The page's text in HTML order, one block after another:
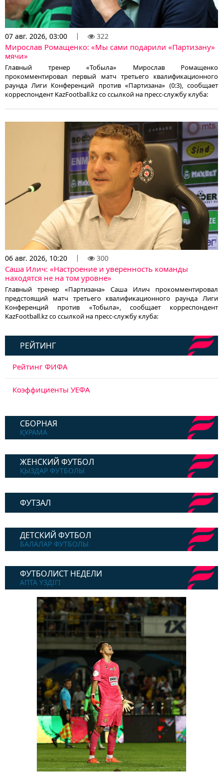
07 авг. 2026, 03:00 322
Мирослав Ромащенко: «Мы сами подарили «Партизану»
мячи»
Главный тренер «Тобыла» Мирослав Ромащенко
прокомментировал первый матч третьего квалификационного
раунда Лиги Конференций против «Партизана» (0:3), сообщает
корреспондент KazFootball.kz со ссылкой на пресс-службу клуба:
06 авг. 2026, 10:20 300
Саша Илич: «Настроение и уверенность команды
находятся не на том уровне»
Главный тренер «Партизана» Саша Илич прокомментировал
предстоящий матч третьего квалификационного раунда Лиги
Конференций против «Тобыла», сообщает корреспондент
KazFootball.kz со ссылкой на пресс-службу клуба:
РЕЙТИНГ
Рейтинг ФИФА
Коэффициенты УЕФА
СБОРНАЯ
ҚҰРАМА
ЖЕНСКИЙ ФУТБОЛ
ҚЫЗДАР ФУТБОЛЫ
ФУТЗАЛ
ДЕТСКИЙ ФУТБОЛ
БАЛАЛАР ФУТБОЛЫ
ФУТБОЛИСТ НЕДЕЛИ
АПТА ҮЗДІГІ